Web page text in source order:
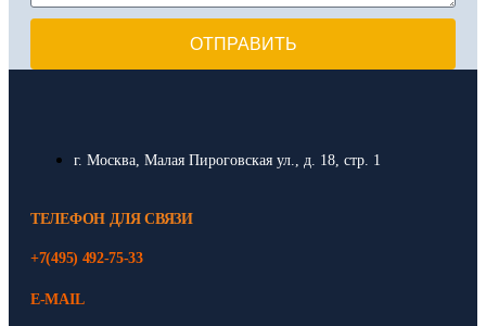
ОТПРАВИТЬ
г. Москва, Малая Пироговская ул., д. 18, стр. 1
ТЕЛЕФОН ДЛЯ СВЯЗИ
+7(495) 492-75-33
E-MAIL